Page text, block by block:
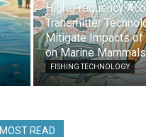
High-Frequency
Transmitter
Mitigate Impacts of
on Marine Mammals
FISHING TECHNOLOGY
MOST READ